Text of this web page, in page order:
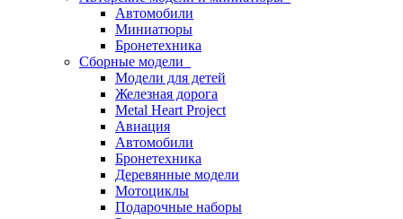
Автомобили
Миниатюры
Бронетехника
Сборные модели
Модели для детей
Железная дорога
Metal Heart Project
Авиация
Автомобили
Бронетехника
Деревянные модели
Мотоциклы
Подарочные наборы